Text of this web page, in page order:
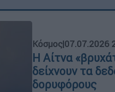
Κόσμος|07.07.2026
Η Αίτνα
δείχνουν τα
δορυφόρους